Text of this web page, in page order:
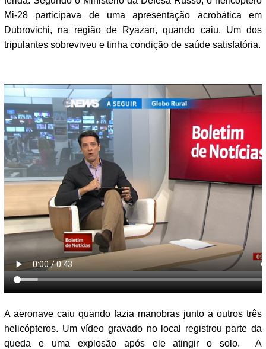
Mi-28 participava de uma apresentação acrobática em
Dubrovichi, na região de Ryazan, quando caiu. Um dos
tripulantes sobreviveu e tinha condição de saúde satisfatória.
A aeronave caiu quando fazia manobras junto a outros três
helicópteros. Um vídeo gravado no local registrou parte da
queda e uma explosão após ele atingir o solo. A